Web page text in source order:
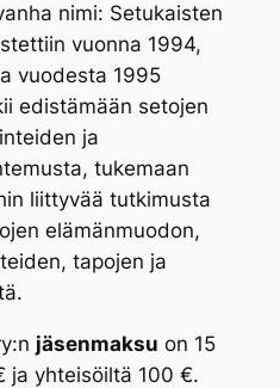
nimi: Setukaisten
vuonna 1994,
vuodesta 1995
edistämään setojen
ja
tukemaan
liittyvää tutkimusta
elämänmuodon,
tapojen ja
jäsenmaksu on 15
ja yhteisöiltä 100 €.